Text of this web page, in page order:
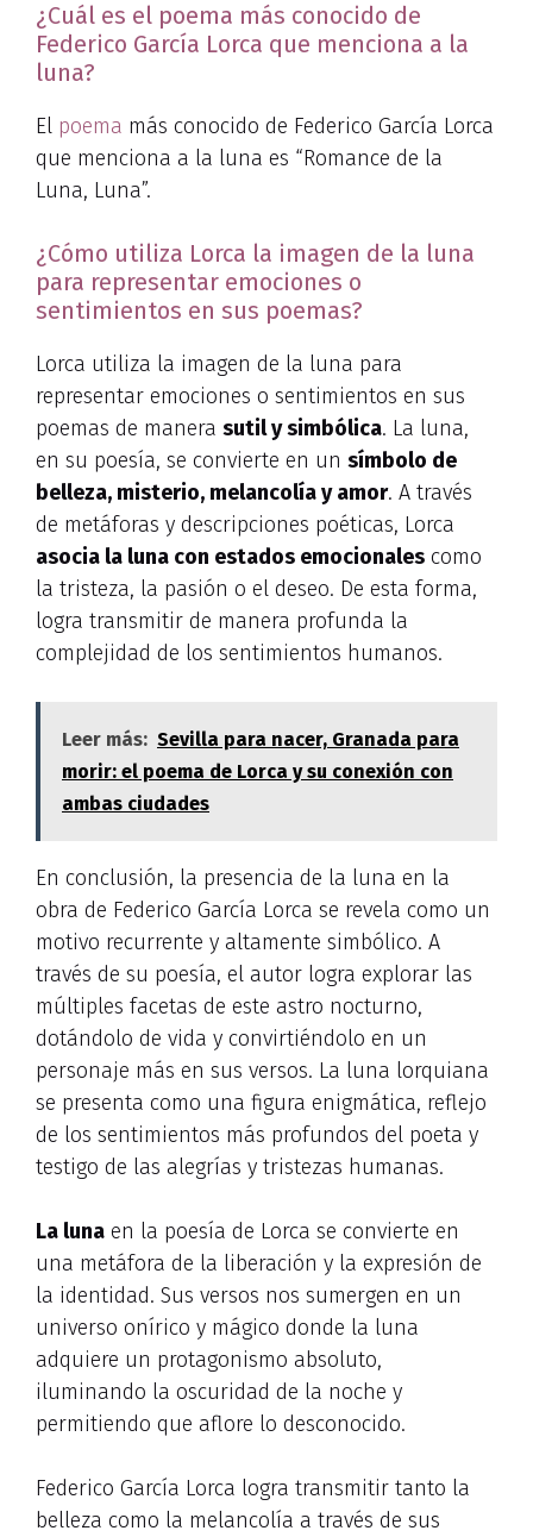
¿Cuál es el poema más conocido de
Federico García Lorca que menciona a la
luna?
El poema más conocido de Federico García Lorca
que menciona a la luna es “Romance de la
Luna, Luna”.
¿Cómo utiliza Lorca la imagen de la luna
para representar emociones o
sentimientos en sus poemas?
Lorca utiliza la imagen de la luna para
representar emociones o sentimientos en sus
poemas de manera sutil y simbólica. La luna,
en su poesía, se convierte en un símbolo de
belleza, misterio, melancolía y amor. A través
de metáforas y descripciones poéticas, Lorca
asocia la luna con estados emocionales como
la tristeza, la pasión o el deseo. De esta forma,
logra transmitir de manera profunda la
complejidad de los sentimientos humanos.
Leer más: Sevilla para nacer, Granada para
morir: el poema de Lorca y su conexión con
ambas ciudades
En conclusión, la presencia de la luna en la
obra de Federico García Lorca se revela como un
motivo recurrente y altamente simbólico. A
través de su poesía, el autor logra explorar las
múltiples facetas de este astro nocturno,
dotándolo de vida y convirtiéndolo en un
personaje más en sus versos. La luna lorquiana
se presenta como una figura enigmática, reflejo
de los sentimientos más profundos del poeta y
testigo de las alegrías y tristezas humanas.
La luna en la poesía de Lorca se convierte en
una metáfora de la liberación y la expresión de
la identidad. Sus versos nos sumergen en un
universo onírico y mágico donde la luna
adquiere un protagonismo absoluto,
iluminando la oscuridad de la noche y
permitiendo que aflore lo desconocido.
Federico García Lorca logra transmitir tanto la
belleza como la melancolía a través de sus